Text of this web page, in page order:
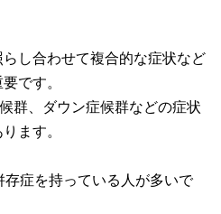
らし合わせて複合的な症状など
です。
群、ダウン症候群などの症状
ます。
症を持っている人が多いで